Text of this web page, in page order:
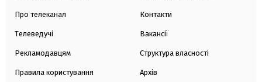
Про телеканал
Телеведучі
Рекламодавцям
Правила користування
Контакти
Вакансії
Структура власності
Архів